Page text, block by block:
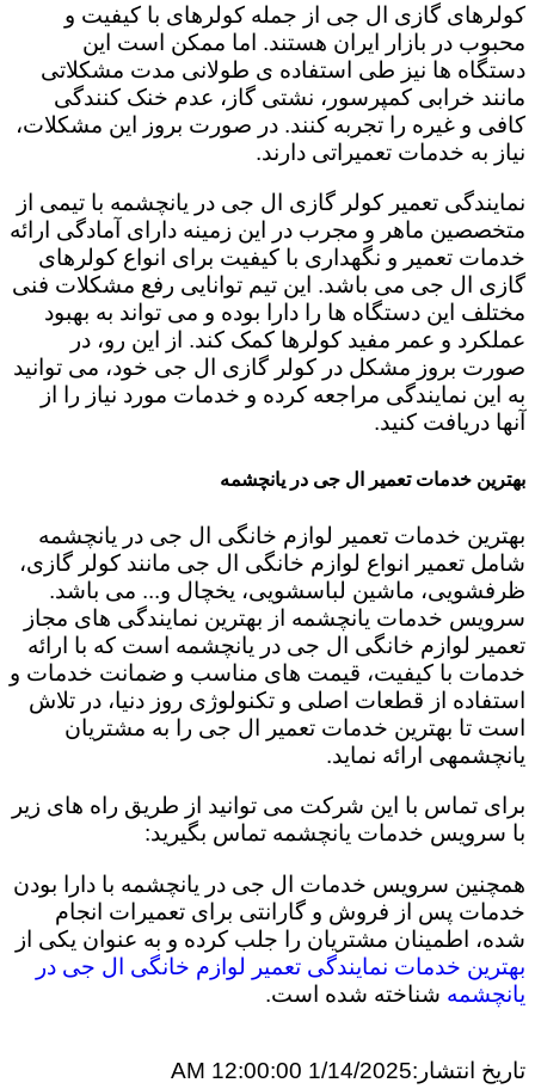
کولرهای گازی ال جی از جمله کولرهای با کیفیت و
محبوب در بازار ایران هستند. اما ممکن است این
دستگاه ها نیز طی استفاده ی طولانی مدت مشکلاتی
مانند خرابی کمپرسور، نشتی گاز، عدم خنک کنندگی
کافی و غیره را تجربه کنند. در صورت بروز این مشکلات،
نیاز به خدمات تعمیراتی دارند.
نمایندگی تعمیر کولر گازی ال جی در یانچشمه با تیمی از
متخصصین ماهر و مجرب در این زمینه دارای آمادگی ارائه
خدمات تعمیر و نگهداری با کیفیت برای انواع کولرهای
گازی ال جی می باشد. این تیم توانایی رفع مشکلات فنی
مختلف این دستگاه ها را دارا بوده و می تواند به بهبود
عملکرد و عمر مفید کولرها کمک کند. از این رو، در
صورت بروز مشکل در کولر گازی ال جی خود، می توانید
به این نمایندگی مراجعه کرده و خدمات مورد نیاز را از
آنها دریافت کنید.
بهترین خدمات تعمیر ال جی در یانچشمه
بهترین خدمات تعمیر لوازم خانگی ال جی در یانچشمه
شامل تعمیر انواع لوازم خانگی ال جی مانند کولر گازی،
ظرفشویی، ماشین لباسشویی، یخچال و... می باشد.
سرویس خدمات یانچشمه از بهترین نمایندگی های مجاز
تعمیر لوازم خانگی ال جی در یانچشمه است که با ارائه
خدمات با کیفیت، قیمت های مناسب و ضمانت خدمات و
استفاده از قطعات اصلی و تکنولوژی روز دنیا، در تلاش
است تا بهترین خدمات تعمیر ال جی را به مشتریان
یانچشمهی ارائه نماید.
برای تماس با این شرکت می توانید از طریق راه های زیر
با سرویس خدمات یانچشمه تماس بگیرید:
همچنین سرویس خدمات ال جی در یانچشمه با دارا بودن
خدمات پس از فروش و گارانتی برای تعمیرات انجام
شده، اطمینان مشتریان را جلب کرده و به عنوان یکی از
بهترین خدمات نمایندگی تعمیر لوازم خانگی ال جی در
یانچشمه شناخته شده است.
تاریخ انتشار:1/14/2025 12:00:00 AM